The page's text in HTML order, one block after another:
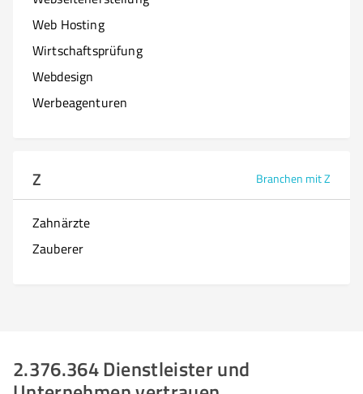
Web Hosting
Wirtschaftsprüfung
Webdesign
Werbeagenturen
Z Branchen mit Z
Zahnärzte
Zauberer
2.376.364 Dienstleister und